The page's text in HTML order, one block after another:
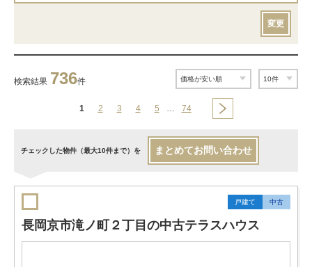
変更
検索結果 736件
1 2 3 4 5 … 74
チェックした物件（最大10件まで）を まとめてお問い合わせ
戸建て 中古
長岡京市滝ノ町２丁目の中古テラスハウス